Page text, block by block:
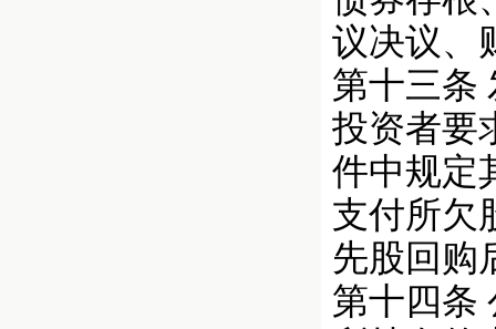
议决议、
第十三条
投资者要
件中规定
支付所欠
先股回购
第十四条